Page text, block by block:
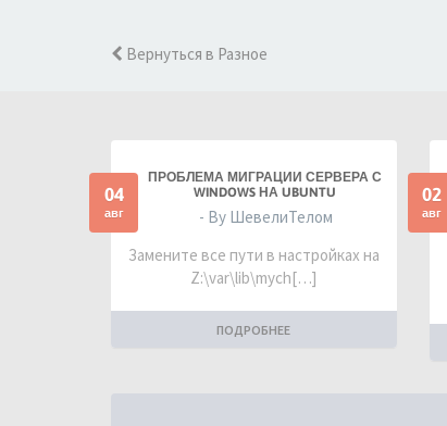
Вернуться в Разное
04
авг
ПРОБЛЕМА МИГРАЦИИ СЕРВЕРА С
WINDOWS НА UBUNTU
- By ШевелиТелом
Замените все пути в настройках на
Z:\var\lib\mych[…]
ПОДРОБНЕЕ
02
авг